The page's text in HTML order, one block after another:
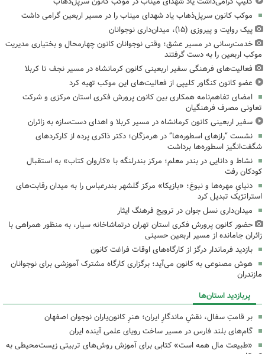
موکب کانون سرپل‌ذهاب یاد شهدای میناب را در مسیر اربعین گرامی داشت
پیک روایت و پیروزی (۱۵)، میدان‌داری نوجوانان
خدمت‌رسانی در مسیر عشق؛ وقتی نوجوانان کانون چهارمحال و بختیاری مدیریت
موکب اربعین را به دست گرفتند
فعالیت‌های فرهنگی سفیر اربعینی کانون کرمانشاه در مسیر نجف تا کربلا
عضو کانون کنگاور کلیپی از فعالیت‌های این موکب تهیه کرد
امضای تفاهم‌نامه همکاری بین کانون پرورش فکری استان مرکزی و شرکت
تعاونی مصرف فرهنگیان
سفیر اربعینی کانون کرمانشاه در مسیر کربلا و اهدای دست‌سازه به زائران
نشست “رازهای اسطوره‌ها” در هرمزگان؛ دکتر ذاکری پرده از کارکردهای
شگفت‌انگیز اسطوره‌ها برداشت
نشاط و دانایی در بندر معلم؛ مرکز بندرلنگه با «کاروان کتاب» به استقبال
کودکان رفت
دنیایِ مهره‌ها و نبوغ؛ «بازیکا» مرکز گلشهر بندرعباس را به میدان رقابت‌های
استراتژیک تبدیل کرد
میدان‌داری نسل جوان در ترویج فرهنگ ایثار
حضور کانون پرورش فکری استان تهران درتماشاخانه سیار، به منظور همراهی با
زائران جامانده از مسیر اربعین حسینی
بازدید فرماندار درگز از کارگاه‌های اوقات فراغت کانون
هوش مصنوعی به کانون می‌آید؛ برگزاری کارگاه مشترک آموزشی برای نوجوانان
مازندران
پربازدید استان‌ها
بر قامتِ سفال، نقشِ ماندگارِ ایران؛ هنرِ کانون‌یاران نوجوان اصفهان
گام‌های بلند فارس در مسیر ساخت رویای علمی آینده ایران
«طبیعت مال همه است» کتابی برای آموزش روش‌های تربیتی زیست‌محیطی به